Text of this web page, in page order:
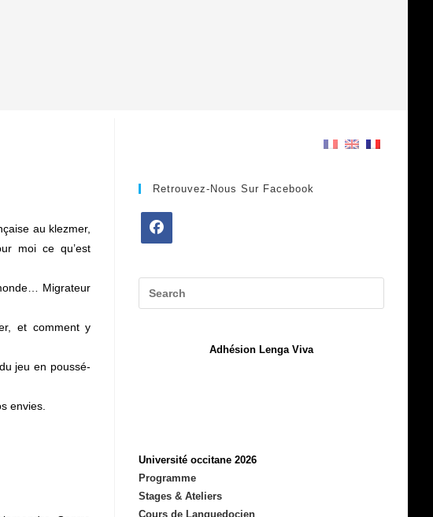
au klezmer,
moi ce qu’est
Migrateur
et comment y
jeu en poussé-
envies.
Retrouvez-Nous Sur Facebook
new
Adhésion Lenga Viva
Université occitane 2026
Programme
Stages & Ateliers
Cours de Languedocien